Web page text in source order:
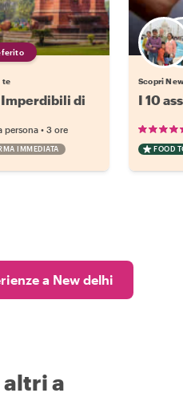
te
Imperdibili di
persona • 3 ore
IMMEDIATA
Scopri
I 10
FOOD
a New delhi
altri a